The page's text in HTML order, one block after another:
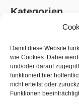
Damit diese Website
wie Cookies. Dabei
und/oder darauf
funktioniert hier
nicht erteilst oder
Funktionen
Kategorien
Garten
Matthias
Netzwelt
Rezepte